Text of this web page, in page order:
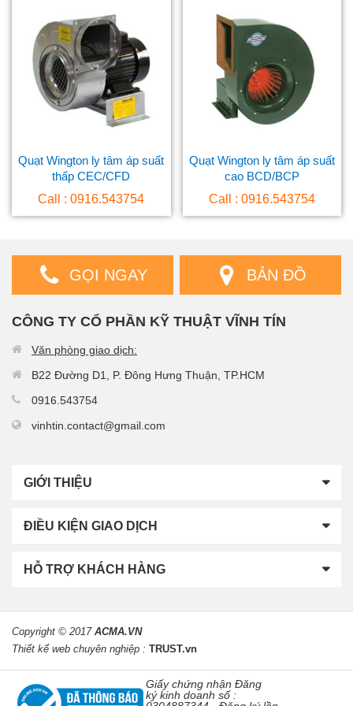
Quạt Wington ly tâm áp suất
thấp CEC/CFD
Call : 0916.543754
Quạt Wington ly tâm áp suất
cao BCD/BCP
Call : 0916.543754
GỌI NGAY BẢN ĐỒ
CÔNG TY CỔ PHẦN KỸ THUẬT VĨNH TÍN
Văn phòng giao dịch:
B22 Đường D1, P. Đông Hưng Thuận, TP.HCM
0916.543754
vinhtin.contact@gmail.com
GIỚI THIỆU
ĐIỀU KIỆN GIAO DỊCH
HỖ TRỢ KHÁCH HÀNG
Copyright © 2017 ACMA.VN
Thiết kế web chuyên nghiệp : TRUST.vn
Giấy chứng nhận Đăng
ký kinh doanh số :